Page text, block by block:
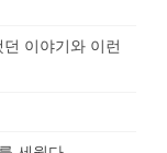
이야기와 이런